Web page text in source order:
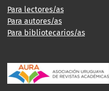
Para lectores/as
Para autores/as
Para bibliotecarios/as